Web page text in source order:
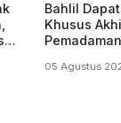
Bahlil
Khusus
Kalteng
05 Agustus